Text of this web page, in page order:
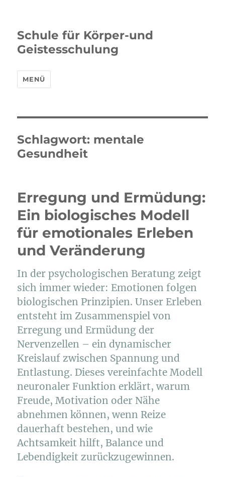
Schule für Körper-und
Geistesschulung
MENÜ
Schlagwort: mentale
Gesundheit
Erregung und Ermüdung:
Ein biologisches Modell
für emotionales Erleben
und Veränderung
In der psychologischen Beratung zeigt
sich immer wieder: Emotionen folgen
biologischen Prinzipien. Unser Erleben
entsteht im Zusammenspiel von
Erregung und Ermüdung der
Nervenzellen – ein dynamischer
Kreislauf zwischen Spannung und
Entlastung. Dieses vereinfachte Modell
neuronaler Funktion erklärt, warum
Freude, Motivation oder Nähe
abnehmen können, wenn Reize
dauerhaft bestehen, und wie
Achtsamkeit hilft, Balance und
Lebendigkeit zurückzugewinnen.